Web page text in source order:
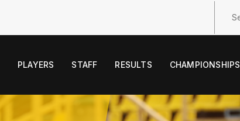
PLAYERS STAFF RESULTS CHAMPIONSHIPS